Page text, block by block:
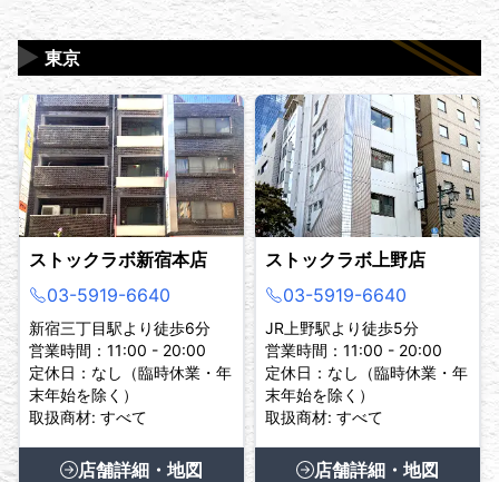
東京
▶
ストックラボ新宿本店
03-5919-6640
新宿三丁目駅より徒歩6分
営業時間：11:00 - 20:00
定休日：なし（臨時休業・年
末年始を除く）
取扱商材: すべて
店舗詳細・地図
ストックラボ上野店
03-5919-6640
JR上野駅より徒歩5分
営業時間：11:00 - 20:00
定休日：なし（臨時休業・年
末年始を除く）
取扱商材: すべて
店舗詳細・地図